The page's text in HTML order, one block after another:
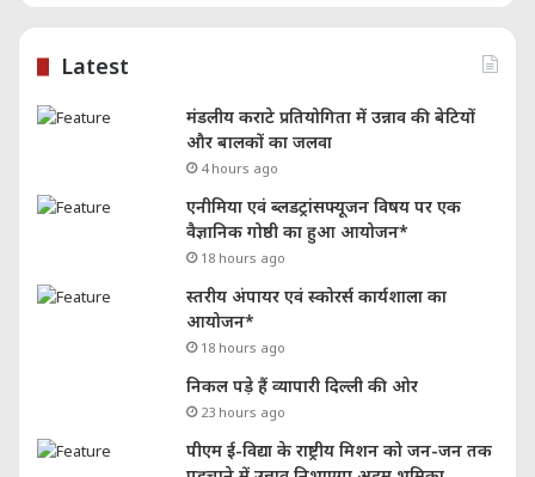
Latest
मंडलीय कराटे प्रतियोगिता में उन्नाव की बेटियों
और बालकों का जलवा
4 hours ago
एनीमिया एवं ब्लडट्रांसफ्यूजन विषय पर एक
वैज्ञानिक गोष्ठी का हुआ आयोजन*
18 hours ago
स्तरीय अंपायर एवं स्कोरर्स कार्यशाला का
आयोजन*
18 hours ago
निकल पड़े हैं व्यापारी दिल्ली की ओर
23 hours ago
पीएम ई-विद्या के राष्ट्रीय मिशन को जन-जन तक